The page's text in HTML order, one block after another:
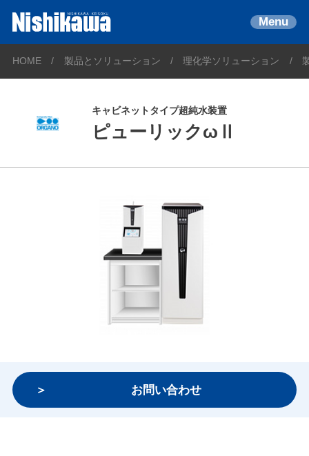
Menu
HOME 製品とソリューション 理化学ソリューション
キャビネットタイプ超純水装置
ピューリックωⅡ
お問い合わせ